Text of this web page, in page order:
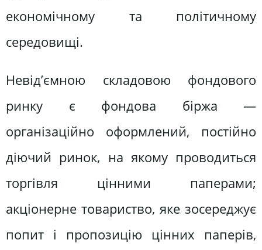
економічному та політичному
середовищі.
Невід’ємною складовою фондового
ринку є фондова біржа —
організаційно оформлений, постійно
діючий ринок, на якому проводиться
торгівля цінними паперами;
акціонерне товариство, яке зосереджує
попит і пропозицію цінних паперів,